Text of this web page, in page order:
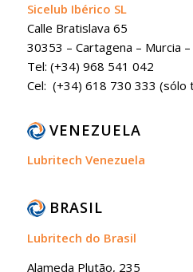
Sicelub Ibérico SL
Calle Bratislava 65
30353 – Cartagena – Murcia –
Tel: (+34) 968 541 042
Cel: (+34) 618 730 333 (sólo
VENEZUELA
Lubritech Venezuela
BRASIL
Lubritech do Brasil
Alameda Plutão, 235